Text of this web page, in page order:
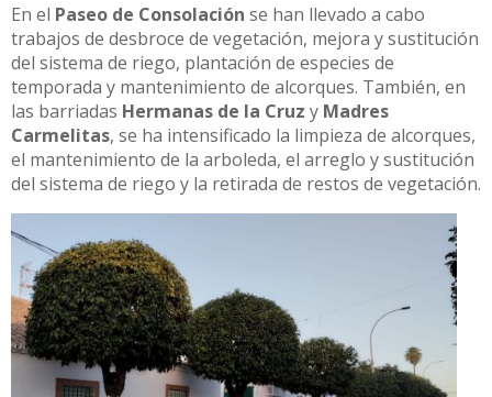
En el Paseo de Consolación se han llevado a cabo
trabajos de desbroce de vegetación, mejora y sustitución
del sistema de riego, plantación de especies de
temporada y mantenimiento de alcorques. También, en
las barriadas Hermanas de la Cruz y Madres
Carmelitas, se ha intensificado la limpieza de alcorques,
el mantenimiento de la arboleda, el arreglo y sustitución
del sistema de riego y la retirada de restos de vegetación.